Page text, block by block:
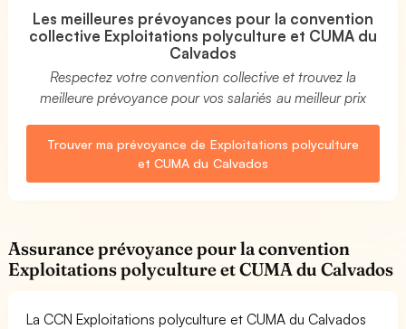
Les meilleures prévoyances pour la convention
collective Exploitations polyculture et CUMA du
Calvados
Respectez votre convention collective et trouvez la
meilleure prévoyance pour vos salariés au meilleur prix
Trouver ma prévoyance de Exploitations polyculture
et CUMA du Calvados
Assurance prévoyance pour la convention
Exploitations polyculture et CUMA du Calvados
La CCN Exploitations polyculture et CUMA du Calvados